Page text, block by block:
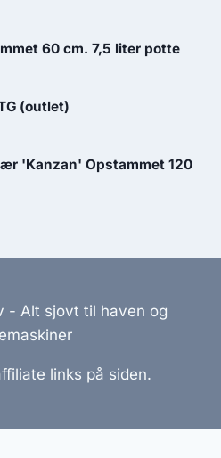
60 cm. 7,5 liter potte
(outlet)
'Kanzan' Opstammet 120
- Alt sjovt til haven og
links på siden.